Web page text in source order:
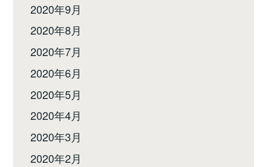
2020年9月
2020年8月
2020年7月
2020年6月
2020年5月
2020年4月
2020年3月
2020年2月